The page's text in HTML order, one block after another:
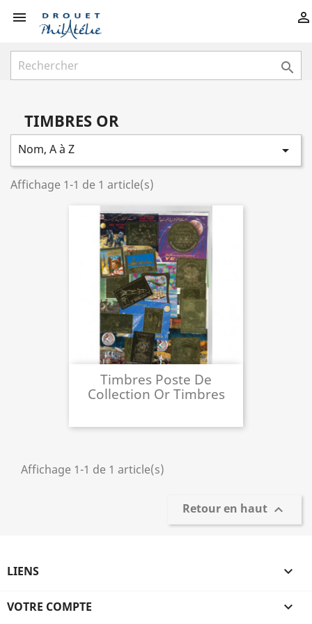
 

TIMBRES OR
Nom, A à Z 
Affichage 1-1 de 1 article(s)
Timbres Poste De
Collection Or Timbres
Affichage 1-1 de 1 article(s)
Retour en haut 
LIENS 
VOTRE COMPTE 